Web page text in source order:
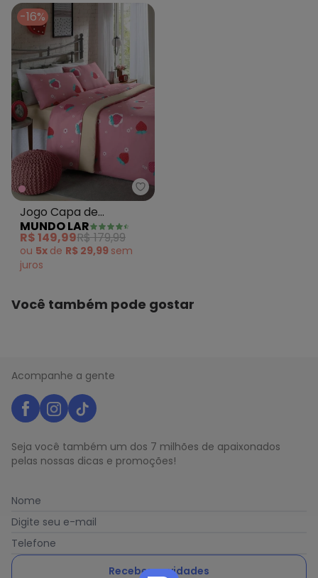
-16%
Mundo Lar - Jogo Capa de
Jogo Capa de
Edredom Morango
Casal 3 Peças
MUNDO LAR
R$ 149,99R$ 179,99
ou 5x de R$ 29,99 sem
juros
Você também pode gostar
Acompanhe a gente
Seja você também um dos 7 milhões de apaixonados
pelas nossas dicas e promoções!
Nome
Digite seu e-mail
Telefone
Receber novidades